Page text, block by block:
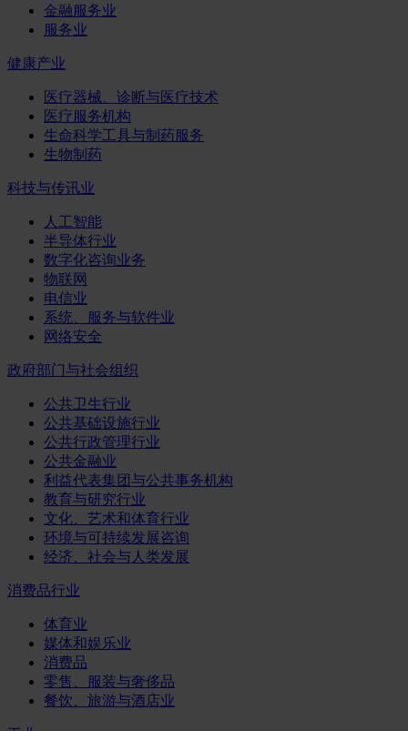
金融服务业
服务业
健康产业
医疗器械、诊断与医疗技术
医疗服务机构
生命科学工具与制药服务
生物制药
科技与传讯业
人工智能
半导体行业
数字化咨询业务
物联网
电信业
系统、服务与软件业
网络安全
政府部门与社会组织
公共卫生行业
公共基础设施行业
公共行政管理行业
公共金融业
利益代表集团与公共事务机构
教育与研究行业
文化、艺术和体育行业
环境与可持续发展咨询
经济、社会与人类发展
消费品行业
体育业
媒体和娱乐业
消费品
零售、服装与奢侈品
餐饮、旅游与酒店业